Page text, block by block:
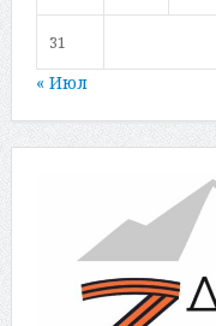
31
« Июл